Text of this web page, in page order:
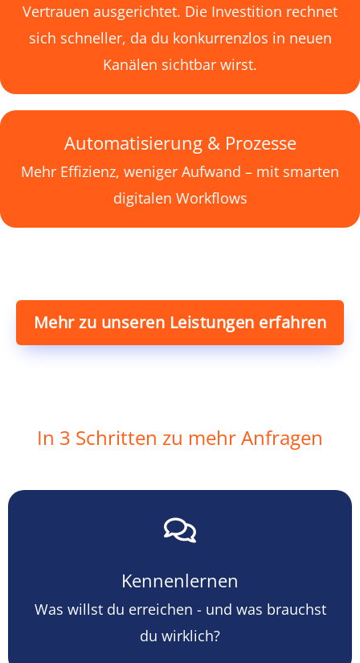
Vertrauen ausgerichtet. Die Investition rechnet
sich schneller, da du konkurrenzlos in neuen
Kanälen sichtbar wirst.
Automatisierung & Prozesse
Mehr Effizienz, weniger Aufwand – mit smarten
digitalen Workflows
Mehr zu unseren Leistungen erfahren
In 3 Schritten zu mehr Anfragen
Kennenlernen
Was willst du erreichen - und was brauchst
du wirklich?